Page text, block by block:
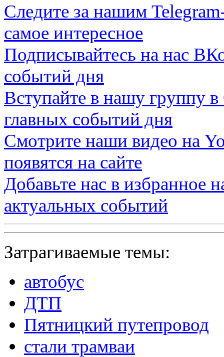
Следите за нашим
самое интересное
Подписывайтесь на нас
событий дня
Вступайте в нашу группу в
главных событий дня
Смотрите наши видео на
появятся на сайте
Добавьте нас в избранное
актуальных событий
Затрагиваемые темы:
автобус
ДТП
Пятницкий путепровод
стали трамваи